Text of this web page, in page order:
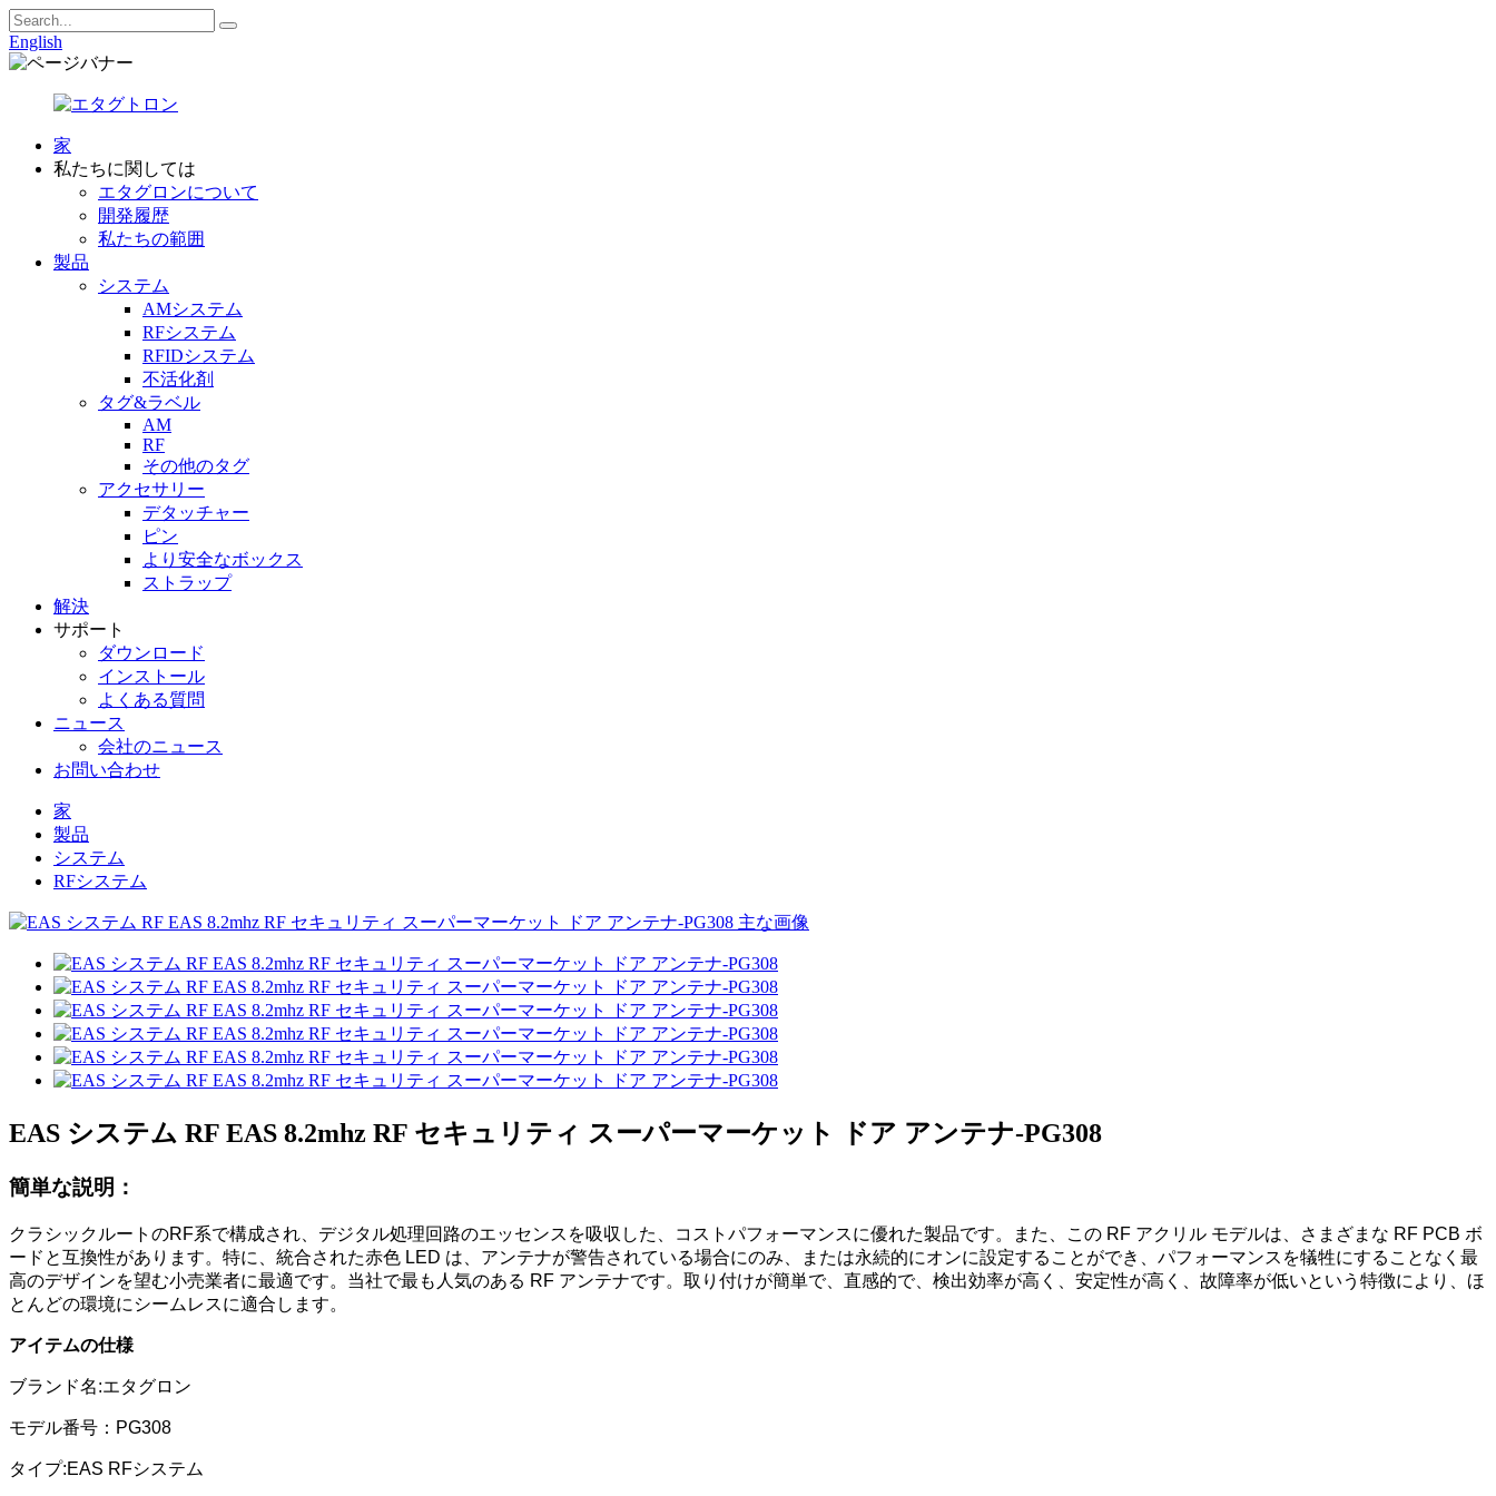
English
家
私たちに関しては
エタグロンについて
開発履歴
私たちの範囲
製品
システム
AMシステム
RFシステム
RFIDシステム
不活化剤
タグ&ラベル
AM
RF
その他のタグ
アクセサリー
デタッチャー
ピン
より安全なボックス
ストラップ
解決
サポート
ダウンロード
インストール
よくある質問
ニュース
会社のニュース
お問い合わせ
家
製品
システム
RFシステム
EAS システム RF EAS 8.2mhz RF セキュリティ スーパーマーケット ドア アンテナ-PG308
簡単な説明：
クラシックルートのRF系で構成され、デジタル処理回路のエッセンスを吸収した、コストパフォーマンスに優れた製品です。また、この RF アクリル モデルは、さまざまな RF PCB ボ
ードと互換性があります。特に、統合された赤色 LED は、アンテナが警告されている場合にのみ、または永続的にオンに設定することができ、パフォーマンスを犠牲にすることなく最
高のデザインを望む小売業者に最適です。当社で最も人気のある RF アンテナです。取り付けが簡単で、直感的で、検出効率が高く、安定性が高く、故障率が低いという特徴により、ほ
とんどの環境にシームレスに適合します。
アイテムの仕様
ブランド名:エタグロン
モデル番号：PG308
タイプ:EAS RFシステム